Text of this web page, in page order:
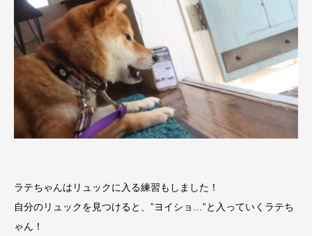
ラテちゃんはリュックに入る練習もしました！
自分のリュックを見つけると、”ヨイショ…”と入っていくラテち
ゃん！